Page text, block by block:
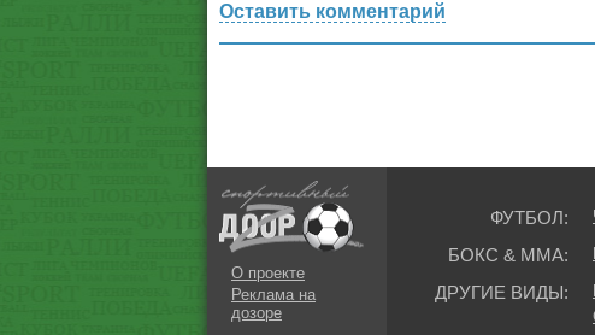
Оставить комментарий
О проекте
Реклама на
дозоре
ФУТБОЛ:
БОКС & ММА:
ДРУГИЕ ВИДЫ: